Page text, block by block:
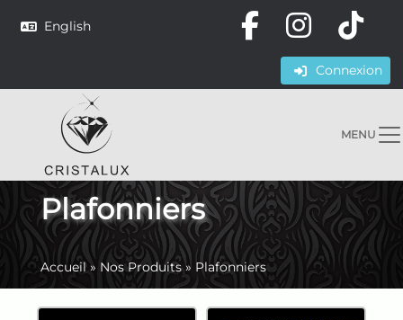
English
Connexion
MENU
Plafonniers
Accueil» Nos Produits» Plafonniers